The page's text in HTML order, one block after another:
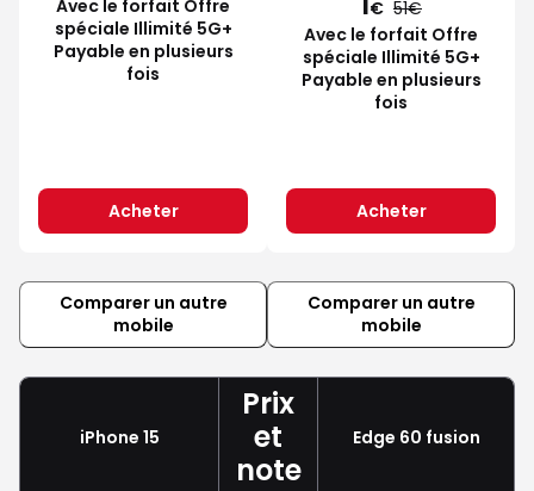
Avec le forfait Offre
spéciale Illimité 5G+
Payable en plusieurs
fois
Acheter
€ 51
Avec le forfait Offre
spéciale Illimité 5G+
Payable en plusieurs
fois
Acheter
Comparer un autre
mobile
Comparer un autre
mobile
iPhone 15
Prix
et
note
Edge 60 fusion